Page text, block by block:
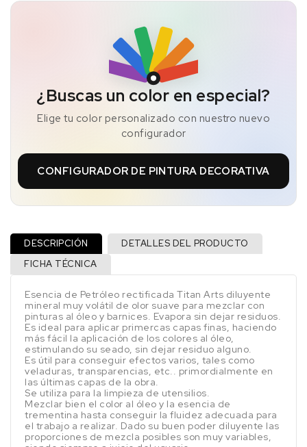
¿Buscas un color en especial?
Elige tu color personalizado con nuestro nuevo
configurador
CONFIGURADOR DE PINTURA DECORATIVA
DESCRIPCIÓN
DETALLES DEL PRODUCTO
FICHA TÉCNICA
Esencia de Petróleo rectificada Titan Arts diluyente
mineral muy volátil de olor suave para mezclar con
pinturas al óleo y barnices. Evapora sin dejar residuos.
Es ideal para aplicar primercas capas finas, haciendo
más fácil la aplicación de los colores al óleo,
estimulando su seado, sin dejar residuo alguno.
Es útil para conseguir efectos varios, tales como
veladuras, transparencias, etc.. primordialmente en
las últimas capas de la obra.
Se utiliza para la limpieza de utensilios.
Mezclar bien el color al óleo y la esencia de
trementina hasta conseguir la fluidez adecuada para
el trabajo a realizar. Dado su buen poder diluyente las
proporciones de mezcla posibles son muy variables,